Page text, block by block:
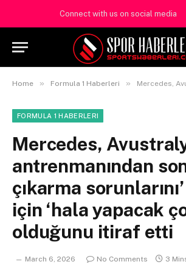
Connect with us on social media
Home » Formula 1 Haberleri » Mercedes, Avustralya antrenmanından sonra ‘diş
FORMULA 1 HABERLERI
Mercedes,
antrenmanından
çıkarma
için ‘hala yapacak
olduğunu itiraf etti
March 6, 2026 No Comments 3